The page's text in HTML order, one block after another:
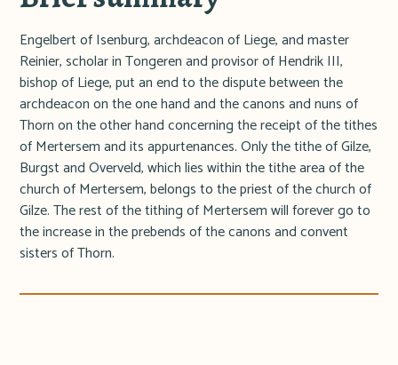
Engelbert of Isenburg, archdeacon of Liege, and master
Reinier, scholar in Tongeren and provisor of Hendrik III,
bishop of Liege, put an end to the dispute between the
archdeacon on the one hand and the canons and nuns of
Thorn on the other hand concerning the receipt of the tithes
of Mertersem and its appurtenances. Only the tithe of Gilze,
Burgst and Overveld, which lies within the tithe area of the
church of Mertersem, belongs to the priest of the church of
Gilze. The rest of the tithing of Mertersem will forever go to
the increase in the prebends of the canons and convent
sisters of Thorn.